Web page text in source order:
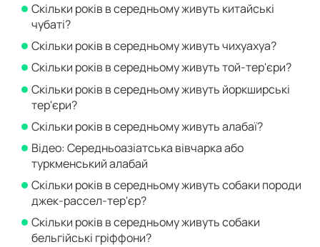
Скільки років в середньому живуть китайські
чубаті?
Скільки років в середньому живуть чихуахуа?
Скільки років в середньому живуть той-тер'єри?
Скільки років в середньому живуть йоркширські
тер'єри?
Скільки років в середньому живуть алабаї?
Відео: Середньоазіатська вівчарка або
туркменський алабай
Скільки років в середньому живуть собаки породи
джек-рассел-тер'єр?
Скільки років в середньому живуть собаки
бельгійські гріффони?